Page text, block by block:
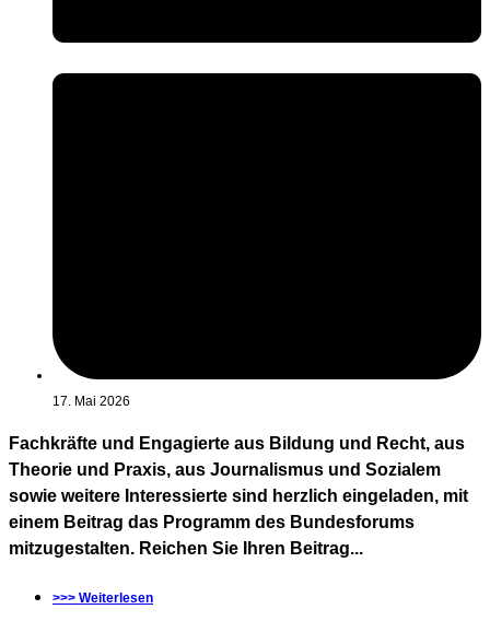
17. Mai 2026
Fachkräfte und Engagierte aus Bildung und Recht, aus
Theorie und Praxis, aus Journalismus und Sozialem
sowie weitere Interessierte sind herzlich eingeladen, mit
einem Beitrag das Programm des Bundesforums
mitzugestalten. Reichen Sie Ihren Beitrag...
>>> Weiterlesen